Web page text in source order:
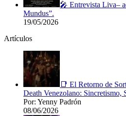
🎤 Entrevista Liva–
Mundus”.
19/05/2026
Artículos
📑 El Retorno de
Death Venezolano: Sincretismo,
Por: Yenny Padrón
08/06/2026